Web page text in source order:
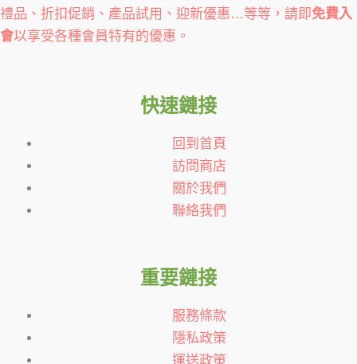
禮品、折扣促銷、產品試用、迎新優惠…等等，請即免費入
會以享受各種會員特有的優惠。
快速鏈接
回到首頁
訪問商店
關於我們
聯絡我們
重要鏈接
服務條款
隱私政策
運送政策